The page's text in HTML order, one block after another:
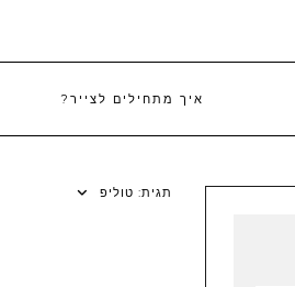
איך מתחילים לצייר?
תגית: טוליפ